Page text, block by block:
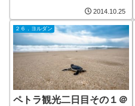
2014.10.25
２６．ヨルダン
ペトラ観光二日目その１＠